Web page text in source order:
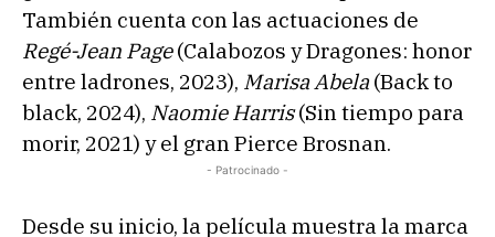
También cuenta con las actuaciones de
Regé-Jean Page(Calabozos y Dragones: honor
entre ladrones, 2023), Marisa Abela(Back to
black, 2024), Naomie Harris(Sin tiempo para
morir, 2021) y el gran Pierce Brosnan.
- Patrocinado -
Desde su inicio, la película muestra la marca